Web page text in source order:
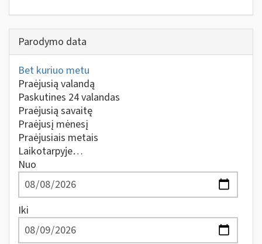
Parodymo data
Bet kuriuo metu
Praėjusią valandą
Paskutines 24 valandas
Praėjusią savaitę
Praėjusį mėnesį
Praėjusiais metais
Laikotarpyje…
Nuo
Iki